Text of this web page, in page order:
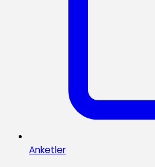
Anketler